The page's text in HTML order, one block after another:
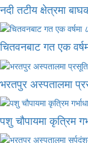
नदी तटीय क्षेत्रमा
चितवनबाट गत एक
भरतपुर अस्पतालमा
पशु चौपायमा कृत्रिम